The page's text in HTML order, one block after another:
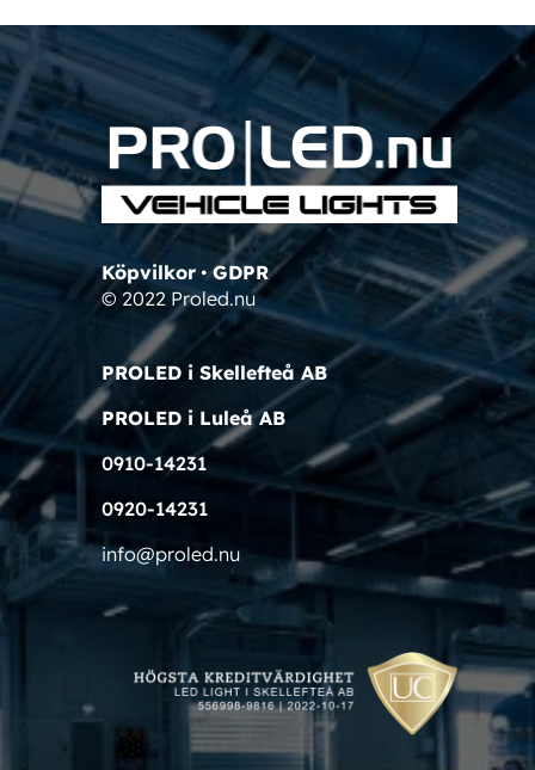
Köpvilkor•GDPR
© 2022 Proled.nu
PROLED i Skellefteå AB
PROLED i Luleå AB
0910-14231
0920-14231
info@proled.nu